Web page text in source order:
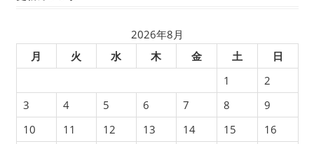
2026年8月
月
火 水 木 金 土
日
1
2
3
4 5 6 7 8
9
10
11 12 13 14 15
16